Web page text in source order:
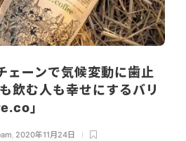
ェーンで気候変動に歯止
飲む人も幸せにするバリ
」
, 2020年11月24日